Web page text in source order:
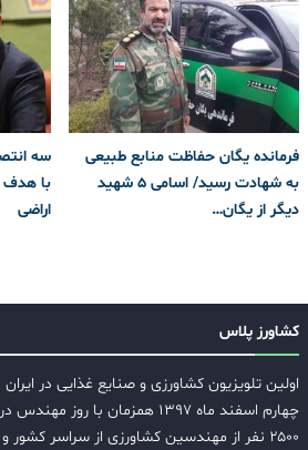
فرمانده یگان حفاظت منابع طبیعی
به شهادت رسید/ اسامی 5 شهید
دیگر از یگان…
سه
با هدف
اراضی
کشاورز پلاس
اولین تلویزیون کشاورزی و صنایع غذایی در
چهارم اسفند ماه ۱۳۹۷ همزمان با
۲۵۰۰ نفر از مهندسین کشاورزی از سراسر